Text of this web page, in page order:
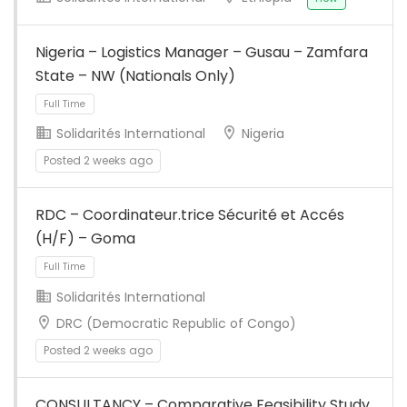
Full Time
Nigeria – Logistics Manager – Gusau – Zamfara
State – NW (Nationals Only)
Solidarités International Nigeria
Posted 2 weeks ago
RDC – Coordinateur.trice Sécurité et Accés
(H/F) – Goma
Solidarités International
DRC (Democratic Republic of Congo)
Posted 2 weeks ago